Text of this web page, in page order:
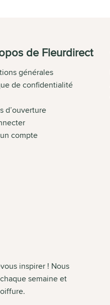
de Fleurdirect
générales
de confidentialité
d’ouverture
compte
inspirer ! Nous
semaine et